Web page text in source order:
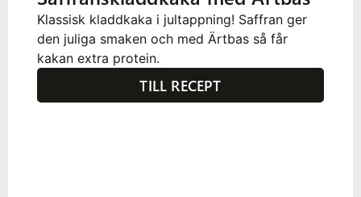
Klassisk kladdkaka i jultappning! Saffran ger
den juliga smaken och med Ärtbas så får
kakan extra protein.
TILL RECEPT